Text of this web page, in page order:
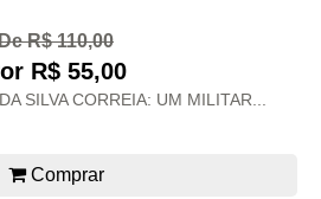
R$ 110,00
R$ 55,00
SILVA CORREIA: UM MILITAR...
Comprar